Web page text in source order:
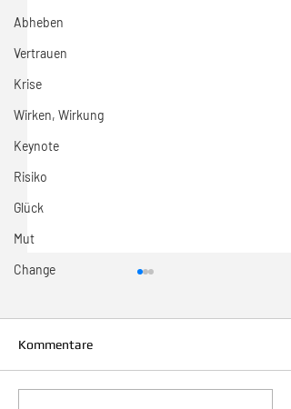
Abheben
Vertrauen
Krise
Wirken, Wirkung
Keynote
Risiko
Glück
Mut
Change
Kommentare